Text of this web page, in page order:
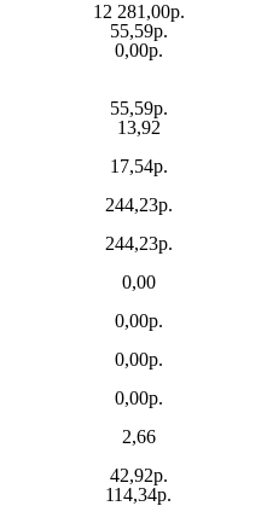
12 281,00р.
55,59р.
0,00р.
55,59р.
13,92
17,54р.
244,23р.
244,23р.
0,00
0,00р.
0,00р.
0,00р.
2,66
42,92р.
114,34р.